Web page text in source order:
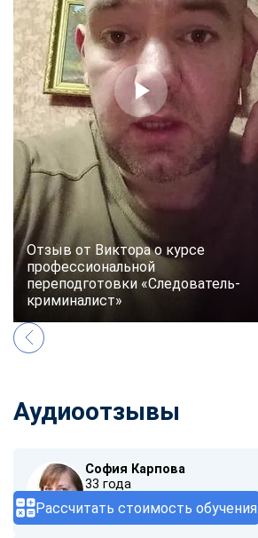
Рассчитать стоимость обучения
Отзыв от Виктора о курсе
профессиональной
переподготовки «Следователь-
криминалист»
Аудиоотзывы
София Карпова
33 года
00:00/ 01:40